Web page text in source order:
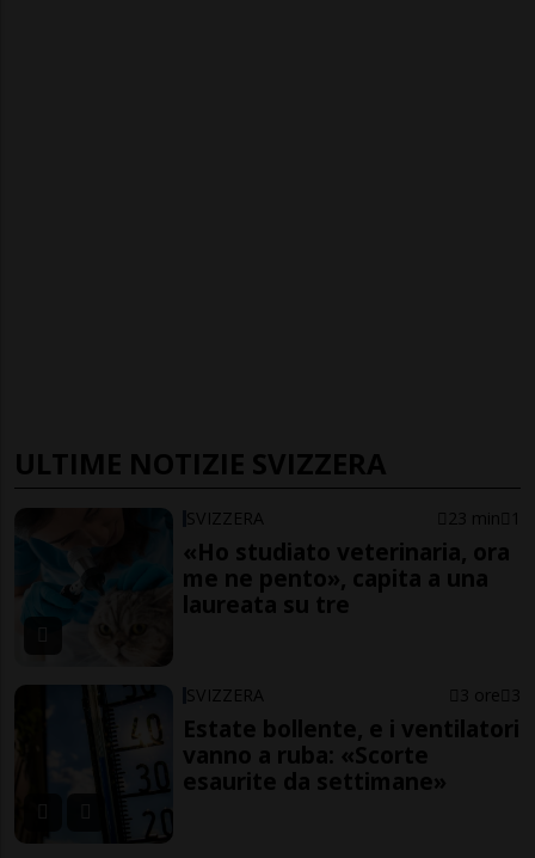
ULTIME NOTIZIE SVIZZERA
SVIZZERA 23 min 1
«Ho studiato veterinaria, ora
me ne pento», capita a una
laureata su tre
SVIZZERA 3 ore 3
Estate bollente, e i ventilatori
vanno a ruba: «Scorte
esaurite da settimane»